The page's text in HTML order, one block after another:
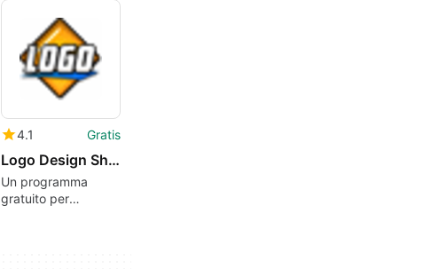
4.1 Gratis
Logo Design Shop
Un programma
gratuito per